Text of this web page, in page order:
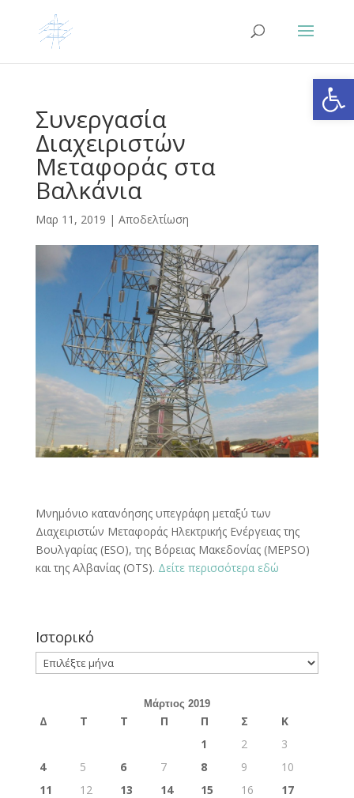
Συνεργασία
Διαχειριστών
Μεταφοράς στα
Βαλκάνια
Μαρ 11, 2019 | Αποδελτίωση
Μνημόνιο κατανόησης υπεγράφη μεταξύ των
Διαχειριστών Μεταφοράς Ηλεκτρικής Ενέργειας της
Βουλγαρίας (ESO), της Βόρειας Μακεδονίας (MEPSO)
και της Αλβανίας (OTS). Δείτε περισσότερα εδώ
Ιστορικό
Ιστορικό
Μάρτιος 2019
Δ Τ Τ Π Π Σ
Κ
1
2
3
4
5 6 7 8 9
10
11
12 13 14 15 16
17